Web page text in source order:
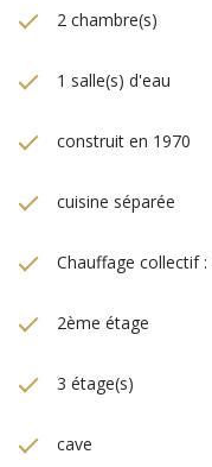
2 chambre(s)
1 salle(s) d'eau
construit en 1970
cuisine séparée
Chauffage collectif
2ème étage
3 étage(s)
cave